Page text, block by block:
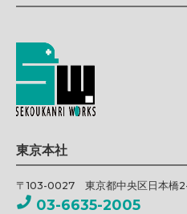
東京本社
〒103-0027 東京都中央区日本橋
03-6635-2005